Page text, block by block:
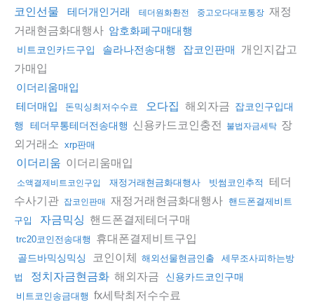
코인선물
테더개인거래 테더원화환전 중고오다대포통장 재정
거래현금화대행사 암호화폐구매대행
비트코인카드구입 솔라나전송대행 잡코인판매
개인지갑고
가매입
이더리움매입
테더매입
돈믹싱최저수수료 오다집 해외자금 잡코인구입대
행
테더무통테더전송대행 신용카드코인충전 불법자금세탁 장
외거래소 xrp판매
이더리움 이더리움매입
소액결제비트코인구입 재정거래현금화대행사 빗썸코인추적
테더
수사기관 잡코인판매 재정거래현금화대행사 핸드폰결제비트
구입
자금믹싱 핸드폰결제테더구매
trc20코인전송대행 휴대폰결제비트구입
골드바믹싱믹싱 코인이체 해외선물현금인출
세무조사피하는방
법
정치자금현금화 해외자금 신용카드코인구매
비트코인송금대행 fx세탁최저수수료